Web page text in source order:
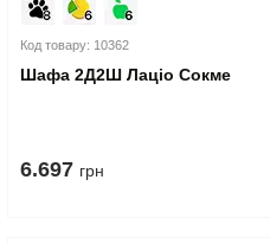
Код товару: 10362
Шафа 2Д2Ш Лаціо Сокме
6.697 грн